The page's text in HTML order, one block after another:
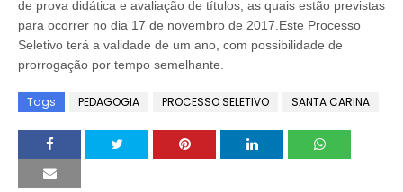
de prova didática e avaliação de títulos, as quais estão previstas
para ocorrer no dia 17 de novembro de 2017.Este Processo
Seletivo terá a validade de um ano, com possibilidade de
prorrogação por tempo semelhante.
Tags PEDAGOGIA PROCESSO SELETIVO SANTA CARINA